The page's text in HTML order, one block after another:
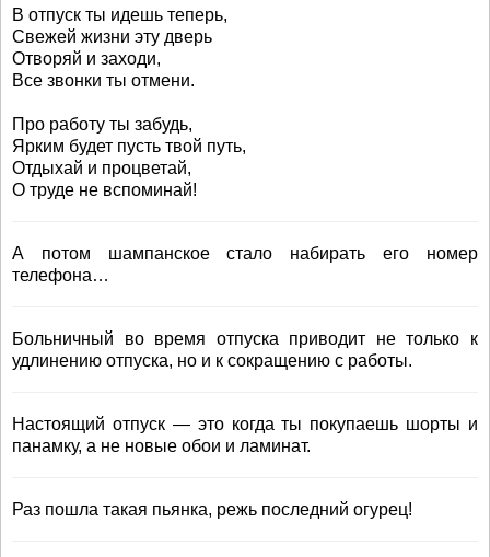
В отпуск ты идешь теперь,
Свежей жизни эту дверь
Отворяй и заходи,
Все звонки ты отмени.
Про работу ты забудь,
Ярким будет пусть твой путь,
Отдыхай и процветай,
О труде не вспоминай!
А потом шампанское стало набирать его номер
телефона…
Больничный во время отпуска приводит не только к
удлинению отпуска, но и к сокращению с работы.
Настоящий отпуск — это когда ты покупаешь шорты и
панамку, а не новые обои и ламинат.
Раз пошла такая пьянка, режь последний огурец!